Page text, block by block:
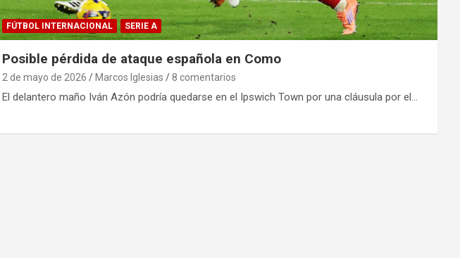
FÚTBOL INTERNACIONAL SERIE A
Posible pérdida de ataque española en Como
2 de mayo de 2026 Marcos Iglesias 8 comentarios
El delantero maño Iván Azón podría quedarse en el Ipswich Town por una cláusula por el…